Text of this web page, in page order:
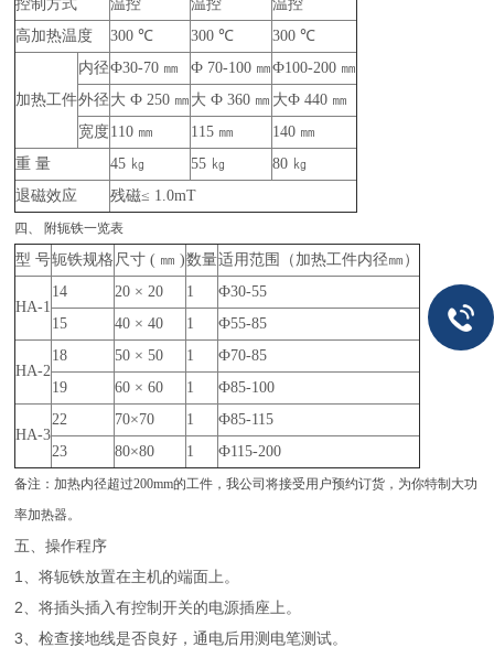
控制方式 温控 温控
温控
高加热温度
300 ℃ 300 ℃ 300 ℃
加热工件
内径Ф30-70 ㎜ Ф 70-100 ㎜Ф100-200 ㎜
外径大 Ф 250 ㎜ 大 Ф 360 ㎜ 大Ф 440 ㎜
宽度110 ㎜ 115 ㎜
140 ㎜
重 量
45 ㎏ 55 ㎏
80 ㎏
退磁效应
残磁≤ 1.0mT
四、 附轭铁一览表
型 号轭铁规格 尺寸 ( ㎜ )数量适用范围（加热工件内径㎜）
HA-1
14 20 × 20 1
Ф30-55
15
40 × 40 1 Ф55-85
HA-2
18 50 × 50 1
Ф70-85
19
60 × 60 1 Ф85-100
HA-3
22 70×70 1
Ф85-115
23
80×80 1 Ф115-200
备注：加热内径超过200mm的工件，我公司将接受用户预约订货，为你特制大功
率加热器。
五、操作程序
1、将轭铁放置在主机的端面上。
2、将插头插入有控制开关的电源插座上。
3、检查接地线是否良好，通电后用测电笔测试。